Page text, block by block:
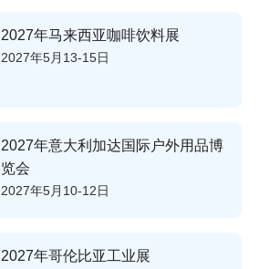
2027年马来西亚咖啡饮料展
2027年5月13-15日
2027年意大利加达国际户外用品博
览会
2027年5月10-12日
2027年哥伦比亚工业展